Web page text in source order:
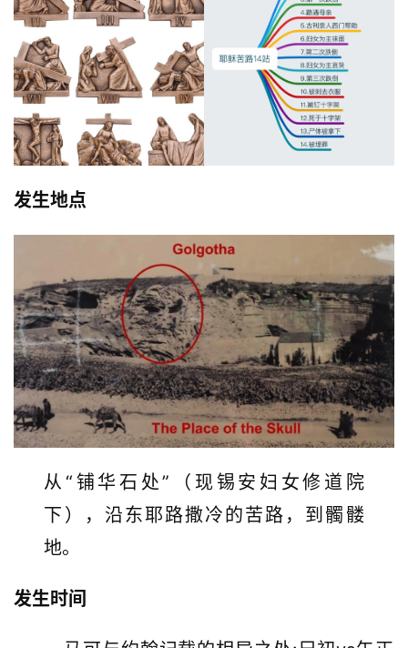
发生地点
从“铺华石处”（现锡安妇女修道院
下），沿东耶路撒冷的苦路，到髑髅
地。
发生时间